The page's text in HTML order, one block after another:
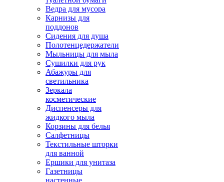
Ведра для мусора
Карнизы для
поддонов
Сидения для душа
Полотенцедержатели
Мыльницы для мыла
Сушилки для рук
Абажуры для
светильника
Зеркала
косметические
Диспенсеры для
жидкого мыла
Корзины для белья
Салфетницы
Текстильные шторки
для ванной
Ершики для унитаза
Газетницы
настенные